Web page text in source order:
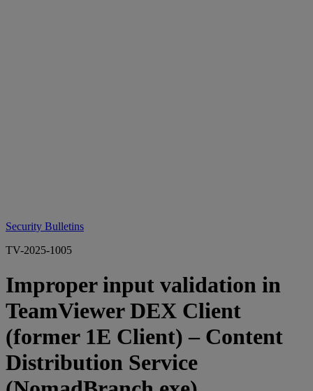
Security Bulletins
TV-2025-1005
Improper input validation in
TeamViewer DEX Client
(former 1E Client) – Content
Distribution Service